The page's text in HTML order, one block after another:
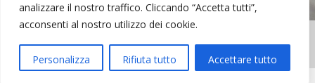
analizzare il nostro traffico. Cliccando “Accetta tutti”,
acconsenti al nostro utilizzo dei cookie.
Personalizza Rifiuta tutto Accettare tutto
Mezzogiorno d'Italia